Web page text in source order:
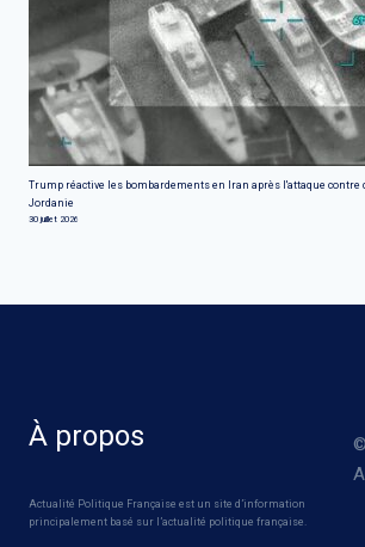
Trump réactive les bombardements en Iran après l'attaque contre
Jordanie
30 juillet 2026
À propos
Actualité Politique Française est un site d’information
principalement basé sur l’actualité politique française.